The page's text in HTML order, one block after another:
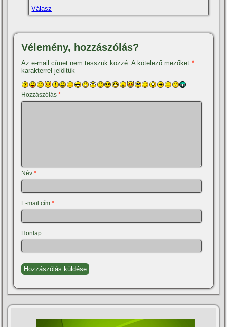
Válasz
Vélemény, hozzászólás?
Az e-mail címet nem tesszük közzé. A kötelező mezőket*
karakterrel jelöltük
Hozzászólás*
Név*
E-mail cím*
Honlap